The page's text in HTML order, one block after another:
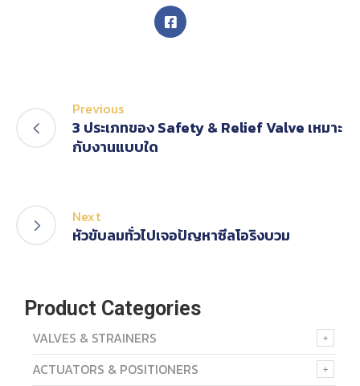
Previous
3 ประเภทของ Safety & Relief Valve เหมาะ
กับงานแบบใด
Next
หัวขับลมทั่วไปเจอปัญหาซีลโอริงบวม
Product Categories
VALVES & STRAINERS
ACTUATORS & POSITIONERS